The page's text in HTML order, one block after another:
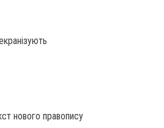
нового правопису